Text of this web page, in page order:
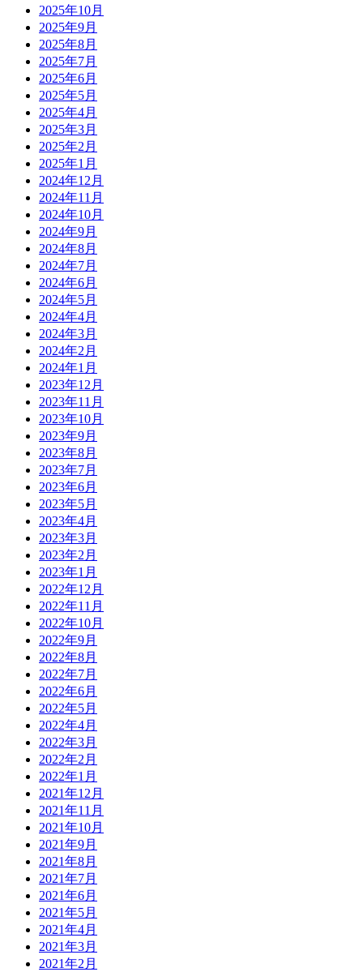
2025年10月
2025年9月
2025年8月
2025年7月
2025年6月
2025年5月
2025年4月
2025年3月
2025年2月
2025年1月
2024年12月
2024年11月
2024年10月
2024年9月
2024年8月
2024年7月
2024年6月
2024年5月
2024年4月
2024年3月
2024年2月
2024年1月
2023年12月
2023年11月
2023年10月
2023年9月
2023年8月
2023年7月
2023年6月
2023年5月
2023年4月
2023年3月
2023年2月
2023年1月
2022年12月
2022年11月
2022年10月
2022年9月
2022年8月
2022年7月
2022年6月
2022年5月
2022年4月
2022年3月
2022年2月
2022年1月
2021年12月
2021年11月
2021年10月
2021年9月
2021年8月
2021年7月
2021年6月
2021年5月
2021年4月
2021年3月
2021年2月